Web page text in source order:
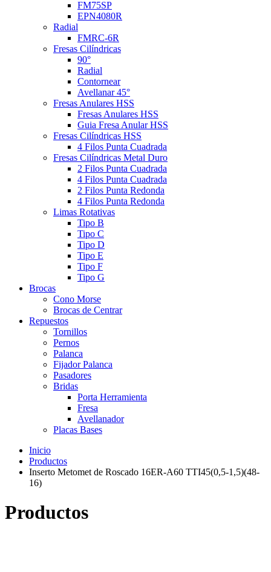
FM75SP
EPN4080R
Radial
FMRC-6R
Fresas Cilíndricas
90°
Radial
Contornear
Avellanar 45°
Fresas Anulares HSS
Fresas Anulares HSS
Guia Fresa Anular HSS
Fresas Cilíndricas HSS
4 Filos Punta Cuadrada
Fresas Cilíndricas Metal Duro
2 Filos Punta Cuadrada
4 Filos Punta Cuadrada
2 Filos Punta Redonda
4 Filos Punta Redonda
Limas Rotativas
Tipo B
Tipo C
Tipo D
Tipo E
Tipo F
Tipo G
Brocas
Cono Morse
Brocas de Centrar
Repuestos
Tornillos
Pernos
Palanca
Fijador Palanca
Pasadores
Bridas
Porta Herramienta
Fresa
Avellanador
Placas Bases
Inicio
Productos
Inserto Metomet de Roscado 16ER-A60 TTI45(0,5-1,5)(48-
16)
Productos